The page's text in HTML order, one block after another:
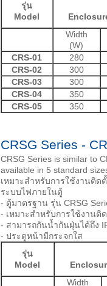
รุ่น
Model
Width
(W)
CRS-01
280
CRS-02
300
CRS-03
300
CRS-04
350
CRS-05
350
CRSG Series -
CRSG Series is similar to
available in 5 standard
เหมาะสำหรับการใช้งานติด
ระบบไฟภายในตู้
- ตู้มาตรฐาน รุ่น CRSG
- เหมาะสำหรับการใช้งานติ
- สามารถกันน้ำกันฝุ่นได้ถึง
- ประตูหน้ามีกระจกใส
รุ่น
Model
Width